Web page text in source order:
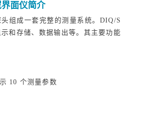
面仪简介
组成一套完整的测量系统。DIQ/S
和存储、数据输出等。其主要功能
10 个测量参数